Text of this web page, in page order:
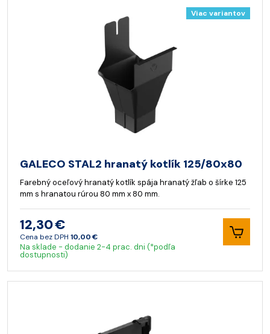
Viac variantov
GALECO STAL2 hranatý kotlík 125/80x80
Farebný oceľový hranatý kotlík spája hranatý žľab o šírke 125
mm s hranatou rúrou 80 mm x 80 mm.
12,30 €
Cena bez DPH 10,00 €
Na sklade - dodanie 2-4 prac. dni (*podľa
dostupnosti)